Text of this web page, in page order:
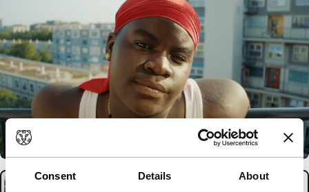
Consent Details About